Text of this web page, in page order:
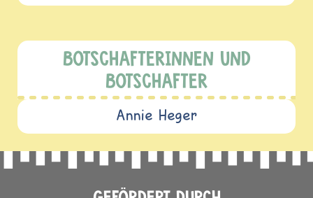
BOTSCHAFTERINNEN UND
BOTSCHAFTER
Annie Heger